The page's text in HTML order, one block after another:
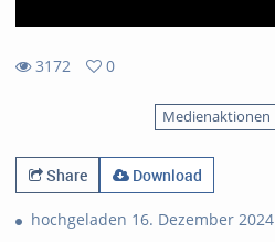
3172
0
Medienaktionen
Share Download
hochgeladen 16. Dezember 2024